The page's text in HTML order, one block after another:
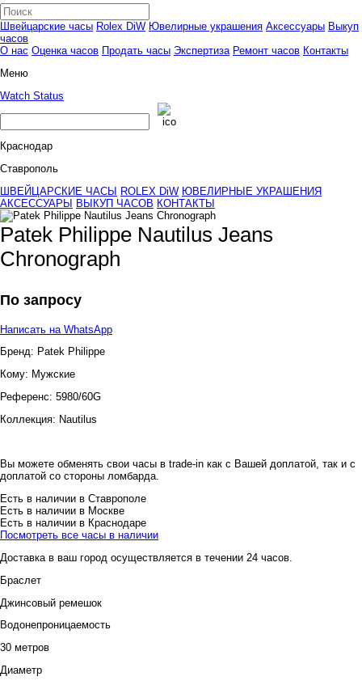
Швейцарские часы Rolex DiW Ювелирные украшения Аксессуары Выкуп
часов
О нас Оценка часов Продать часы Экспертиза Ремонт часов Контакты
Меню
Watch Status
Краснодар
Ставрополь
ШВЕЙЦАРСКИЕ ЧАСЫ
ROLEX DiW ЮВЕЛИРНЫЕ УКРАШЕНИЯ
АКСЕССУАРЫ
ВЫКУП ЧАСОВ КОНТАКТЫ
Patek Philippe Nautilus Jeans
Chronograph
По запросу
Написать на WhatsApp
Бренд: Patek Philippe
Кому: Мужские
Референс: 5980/60G
Коллекция: Nautilus
Вы можете обменять свои часы в trade-in как с Вашей доплатой, так и с
доплатой со стороны ломбарда.
Есть в наличии в Ставрополе
Есть в наличии в Москве
Есть в наличии в Краснодаре
Посмотреть все часы в наличии
Доставка в ваш город осуществляется в течении 24 часов.
Браслет
Джинсовый ремешок
Водонепроницаемость
30 метров
Диаметр